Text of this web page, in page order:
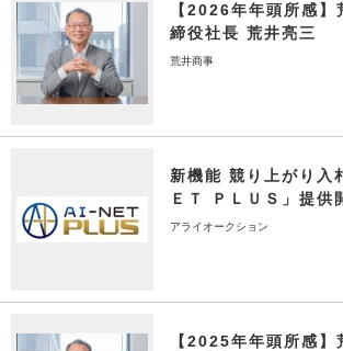
【2026年年頭所感】
締役社長 荒井亮三
荒井商事
新機能 競り上がり入
ＥＴ ＰＬＵＳ」提供
アライオークション
【2025年年頭所感